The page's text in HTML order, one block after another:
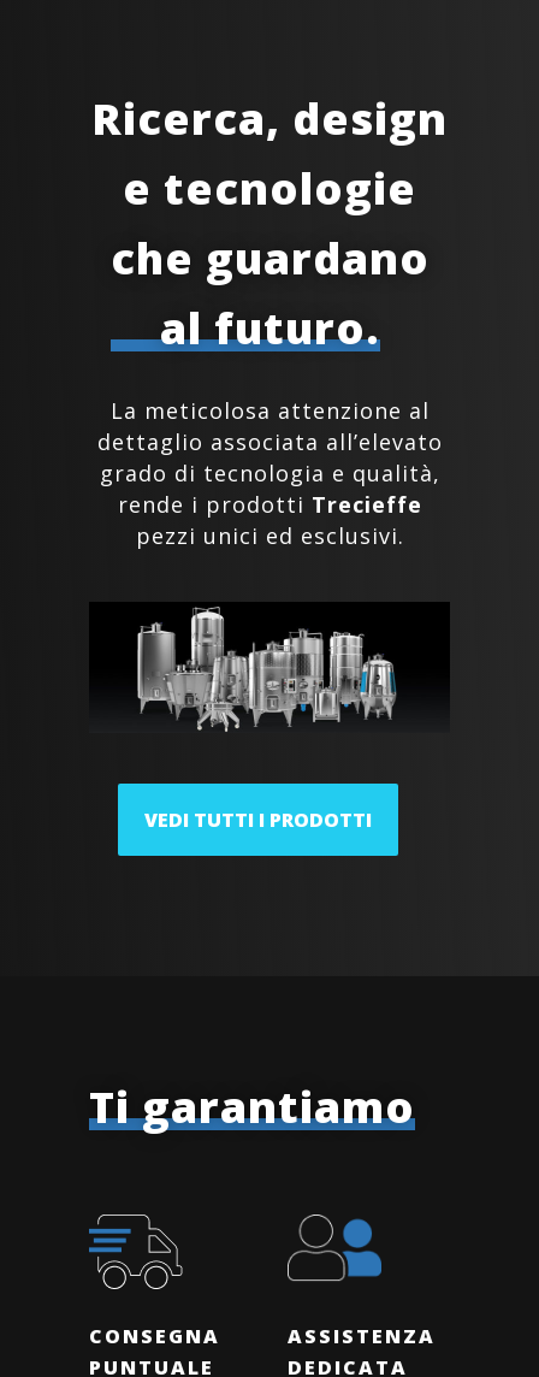
Ricerca, design
e tecnologie
che guardano
al futuro.
La meticolosa attenzione al
dettaglio associata all’elevato
grado di tecnologia e qualità,
rende i prodotti Trecieffe
pezzi unici ed esclusivi.
VEDI TUTTI I PRODOTTI
Ti garantiamo
CONSEGNA
PUNTUALE
ASSISTENZA
DEDICATA